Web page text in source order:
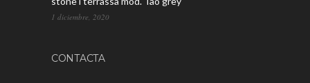
1 diciembre, 2020
CONTACTA